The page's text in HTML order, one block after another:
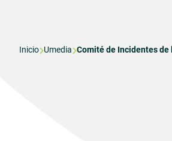
Sobrescribir
Inicio Umedia Comité de Incidentes